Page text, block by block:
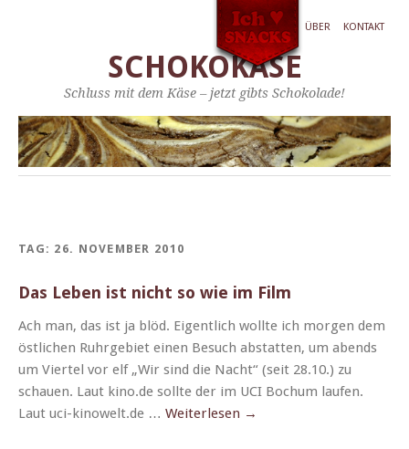
ÜBER KONTAKT
SCHOKOKÄSE
Schluss mit dem Käse – jetzt gibts Schokolade!
TAG: 26. NOVEMBER 2010
Das Leben ist nicht so wie im Film
Ach man, das ist ja blöd. Eigentlich wollte ich mor­gen dem
östlichen Ruhrge­bi­et einen Besuch abstat­ten, um abends
um Vier­tel vor elf „Wir sind die Nacht“ (seit 28.10.) zu
schauen. Laut kino.de sollte der im UCI Bochum laufen.
Laut uci-kinowelt.de … Weit­er­lesen →